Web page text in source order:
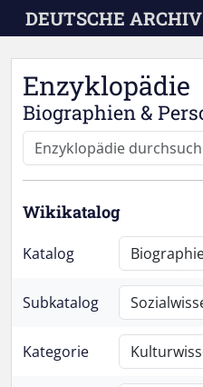
Skip to main content
DEUTSCHE
Enzyklopädie
Biographien &
Wikikatalog
Katalog
Subkatalog
Kategorie